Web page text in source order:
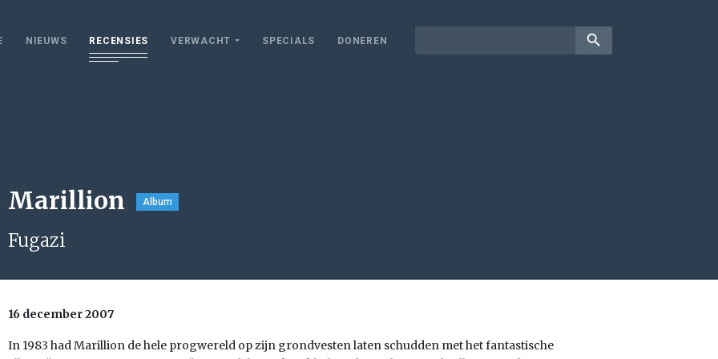
NIEUWS RECENSIES VERWACHT SPECIALS DONEREN search
Marillion Album
Fugazi
16 december 2007
In 1983 had Marillion de hele progwereld op zijn grondvesten laten schudden met het fantastische